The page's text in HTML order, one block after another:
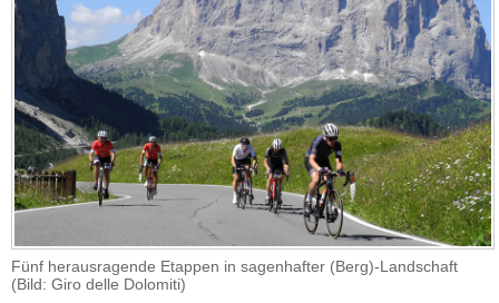
Fünf herausragende Etappen in sagenhafter (Berg)-Landschaft
(Bild: Giro delle Dolomiti)